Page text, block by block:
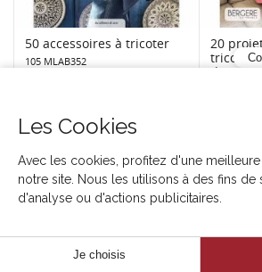
50 accessoires à tricoter
105 MLAB352
20
tricoter
Les Cookies
Avec les cookies, profitez d'une
notre site. Nous les utilisons à des fins de
d'analyse ou d'actions publicitaires.
Je choisis